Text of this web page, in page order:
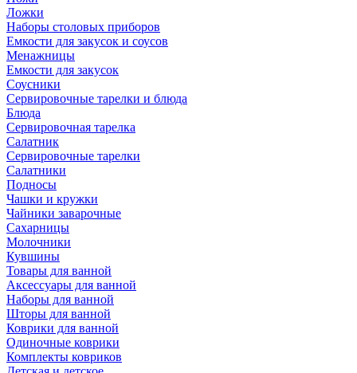
Ложки
Наборы столовых приборов
Емкости для закусок и соусов
Менажницы
Емкости для закусок
Соусники
Сервировочные тарелки и блюда
Блюда
Сервировочная тарелка
Салатник
Сервировочные тарелки
Салатники
Подносы
Чашки и кружки
Чайники заварочные
Сахарницы
Молочники
Кувшины
Товары для ванной
Аксессуары для ванной
Наборы для ванной
Шторы для ванной
Коврики для ванной
Одиночные коврики
Комплекты ковриков